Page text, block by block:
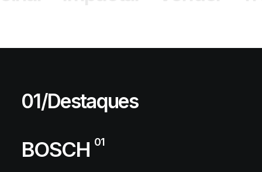
01/Destaques
BOSCH 01